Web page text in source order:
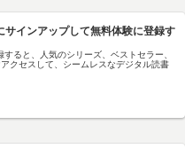
インアップして無料体験に登録す
ると、人気のシリーズ、ベストセラー、
クセスして、シームレスなデジタル読書